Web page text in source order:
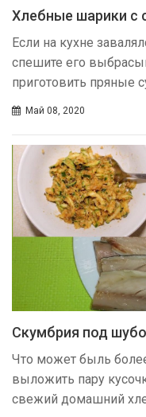
Хлебные шарики с
Если на кухне
спешите его
приготовить пряные
Май 08, 2020
Скумбрия под
Что может быль
выложить пару
свежий домашний